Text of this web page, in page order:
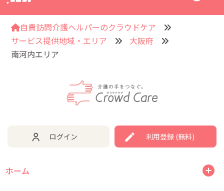
自費訪問介護ヘルパーのクラウドケア
サービス提供地域・エリア
大阪府
南河内エリア
ログイン 利用登録 (無料)
ホーム